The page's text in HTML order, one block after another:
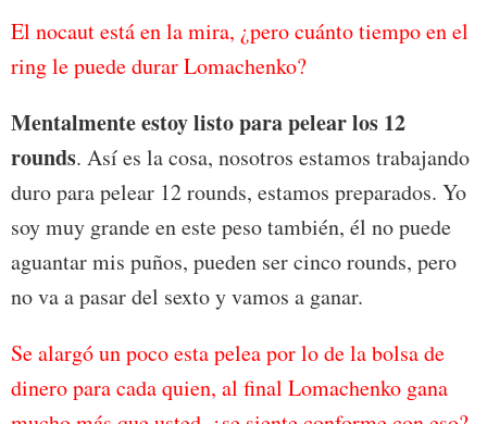
El nocaut está en la mira, ¿pero cuánto tiempo en el
ring le puede durar Lomachenko?
Mentalmente estoy listo para pelear los 12
rounds. Así es la cosa, nosotros estamos trabajando
duro para pelear 12 rounds, estamos preparados. Yo
soy muy grande en este peso también, él no puede
aguantar mis puños, pueden ser cinco rounds, pero
no va a pasar del sexto y vamos a ganar.
Se alargó un poco esta pelea por lo de la bolsa de
dinero para cada quien, al final Lomachenko gana